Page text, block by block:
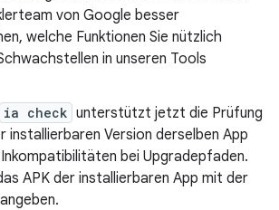
von Google besser
welche Funktionen Sie nützlich
in unseren Tools
ia check unterstützt jetzt die Prüfung
installierbaren Version derselben App
bei Upgradepfaden.
APK der installierbaren App mit der
angeben.